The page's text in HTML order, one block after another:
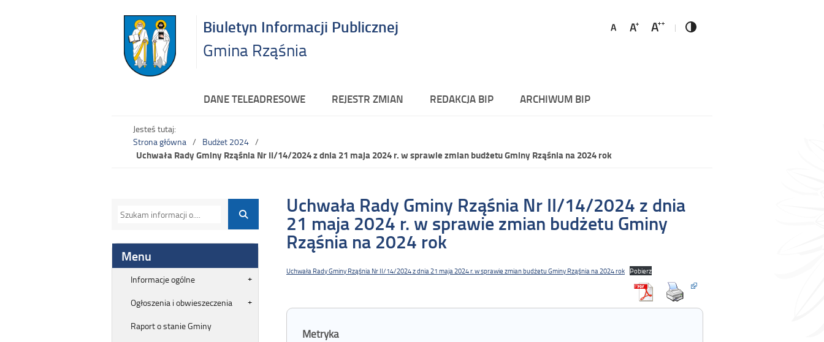
Biuletyn Informacji Publicznej
Gmina Rząśnia
DANE TELEADRESOWE REJESTR ZMIAN REDAKCJA BIP ARCHIWUM BIP
Jesteś tutaj:
Strona główna
Budżet 2024
Uchwała Rady Gminy Rząśnia Nr II/14/2024 z dnia 21 maja 2024 r. w sprawie zmian budżetu Gminy Rząśnia na 2024 rok
Menu
Informacje ogólne
Ogłoszenia i obwieszeczenia
Raport o stanie Gminy
Uchwała Rady Gminy Rząśnia Nr II/14/2024 z dnia
21 maja 2024 r. w sprawie zmian budżetu Gminy
Rząśnia na 2024 rok
Uchwała Rady Gminy Rząśnia Nr II/14/2024 z dnia 21 maja 2024 r. w sprawie zmian budżetu Gminy Rząśnia na 2024 rok Pobierz
Metryka